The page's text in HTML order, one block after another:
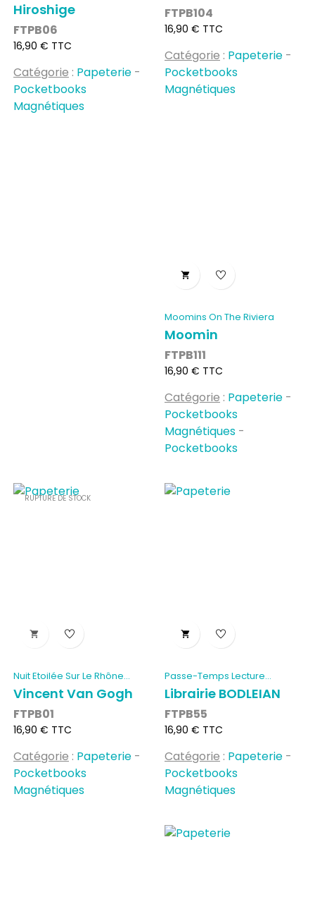
Hiroshige
FTPB06
Prix
16,90 € TTC
Catégorie : Papeterie -
Pocketbooks
Magnétiques
FTPB104
Prix
16,90 € TTC
Catégorie : Papeterie -
Pocketbooks
Magnétiques

Moomins On The Riviera
Moomin
FTPB111
Prix
16,90 € TTC
Catégorie : Papeterie -
Pocketbooks
Magnétiques -
Pocketbooks
RUPTURE DE STOCK

Nuit Etoilée Sur Le Rhône...
Vincent Van Gogh
FTPB01
Prix
16,90 € TTC
Catégorie : Papeterie -
Pocketbooks
Magnétiques

Passe-Temps Lecture...
Librairie BODLEIAN
FTPB55
Prix
16,90 € TTC
Catégorie : Papeterie -
Pocketbooks
Magnétiques